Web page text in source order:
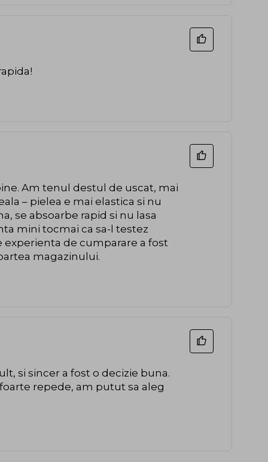
Am tenul destul de uscat, mai
– pielea e mai elastica si nu
se absoarbe rapid si nu lasa
mini tocmai ca sa-l testez
experienta de cumparare a fost
magazinului.
si sincer a fost o decizie buna.
repede, am putut sa aleg